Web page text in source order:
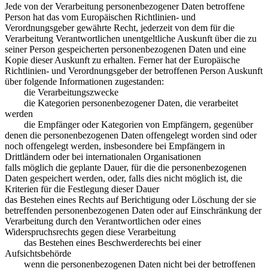
Jede von der Verarbeitung personenbezogener Daten betroffene
Person hat das vom Europäischen Richtlinien- und
Verordnungsgeber gewährte Recht, jederzeit von dem für die
Verarbeitung Verantwortlichen unentgeltliche Auskunft über die zu
seiner Person gespeicherten personenbezogenen Daten und eine
Kopie dieser Auskunft zu erhalten. Ferner hat der Europäische
Richtlinien- und Verordnungsgeber der betroffenen Person Auskunft
über folgende Informationen zugestanden:
die Verarbeitungszwecke
die Kategorien personenbezogener Daten, die verarbeitet
werden
die Empfänger oder Kategorien von Empfängern, gegenüber
denen die personenbezogenen Daten offengelegt worden sind oder
noch offengelegt werden, insbesondere bei Empfängern in
Drittländern oder bei internationalen Organisationen
falls möglich die geplante Dauer, für die die personenbezogenen
Daten gespeichert werden, oder, falls dies nicht möglich ist, die
Kriterien für die Festlegung dieser Dauer
das Bestehen eines Rechts auf Berichtigung oder Löschung der sie
betreffenden personenbezogenen Daten oder auf Einschränkung der
Verarbeitung durch den Verantwortlichen oder eines
Widerspruchsrechts gegen diese Verarbeitung
das Bestehen eines Beschwerderechts bei einer
Aufsichtsbehörde
wenn die personenbezogenen Daten nicht bei der betroffenen